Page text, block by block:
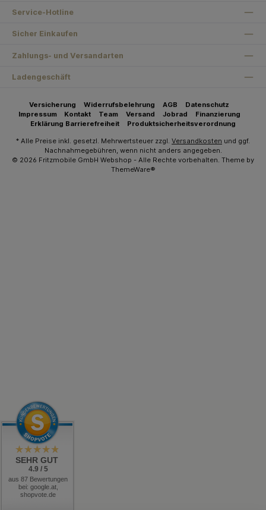
Service-Hotline
Sicher Einkaufen
Zahlungs- und Versandarten
Ladengeschäft
Versicherung Widerrufsbelehrung AGB
Datenschutz
Impressum
Kontakt Team Versand Jobrad
Finanzierung
Erklärung Barrierefreiheit
Produktsicherheitsverordnung
* Alle Preise inkl. gesetzl. Mehrwertsteuer zzgl. Versandkosten und ggf.
Nachnahmegebühren, wenn nicht anders angegeben.
© 2026 Fritzmobile GmbH Webshop - Alle Rechte vorbehalten. Theme by
ThemeWare®
SEHR GUT
4.9 / 5
aus 87 Bewertungen
bei: google.at,
shopvote.de